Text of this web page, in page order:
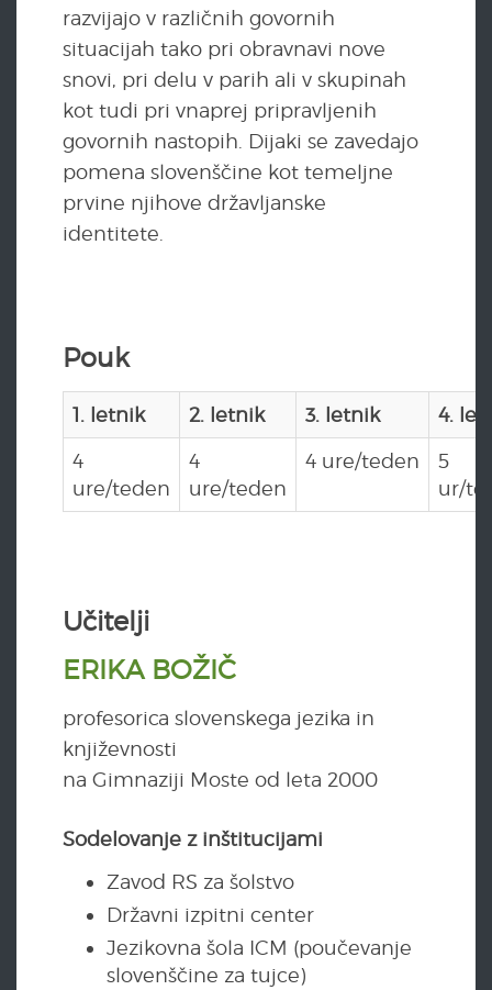
razvijajo v različnih govornih
situacijah tako pri obravnavi nove
snovi, pri delu v parih ali v skupinah
kot tudi pri vnaprej pripravljenih
govornih nastopih. Dijaki se zavedajo
pomena slovenščine kot temeljne
prvine njihove državljanske
identitete.
Pouk
1. letnik 2. letnik 3. letnik
4.
4
ure/teden
4
ure/teden
4 ure/teden
5
ur/
Učitelji
ERIKA BOŽIČ
profesorica slovenskega jezika in
književnosti
na Gimnaziji Moste od leta 2000
Sodelovanje z inštitucijami
Zavod RS za šolstvo
Državni izpitni center
Jezikovna šola ICM (poučevanje
slovenščine za tujce)